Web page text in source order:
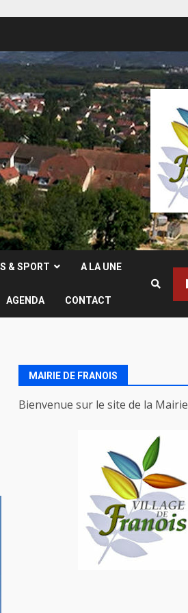
& SPORT A LA UNE
AGENDA CONTACT
MAIRIE DE FRANOIS
Bienvenue sur le site de la Mairie